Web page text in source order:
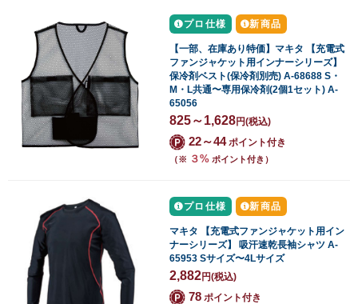
プロ仕様 新商品
【一部、在庫あり特価】マキタ 【充電式
ファンジャケット用インナーシリーズ】
保冷剤ベスト(保冷剤別売) A-68688 S・
M・L共通〜専用保冷剤(2個1セット) A-
65056
825～1,628円(税込)
22～44ポイント付き
（※ ３% ポイント付き）
プロ仕様 新商品
マキタ 【充電式ファンジャケット用イン
ナーシリーズ】 吸汗速乾長袖シャツ A-
65953 Sサイズ〜4Lサイズ
2,882円(税込)
78 ポイント付き